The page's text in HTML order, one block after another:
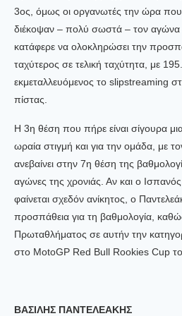
3ος, όμως οι οργανωτές την ώρα
διέκοψαν – πολύ σωστά – τον αγώνα
κατάφερε να ολοκληρώσει την
ταχύτερος σε τελική ταχύτητα, με
εκμεταλλευόμενος το slipstreaming
πίστας.
Η 3η θέση που πήρε είναι σίγουρα
ωραία στιγμή και για την ομάδα, με
ανεβαίνει στην 7η θέση της
αγώνες της χρονιάς. Αν και ο
φαίνεται σχεδόν ανίκητος, ο
προσπάθεια για τη βαθμολογία,
Πρωταθλήματος σε αυτήν την
στο MotoGP Red Bull Rookies Cup
ΒΑΣΙΛΗΣ ΠΑΝΤΕΛΕΑΚΗΣ